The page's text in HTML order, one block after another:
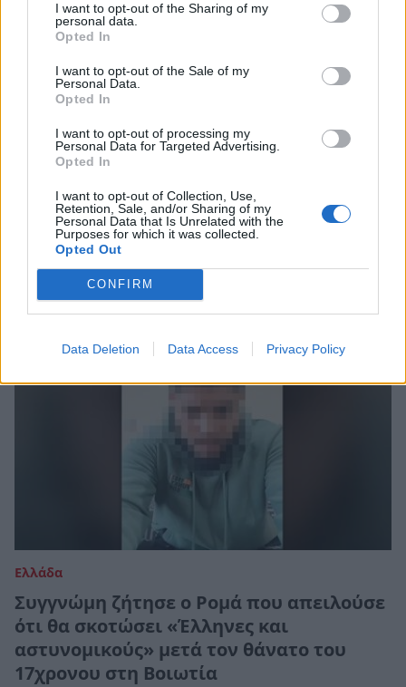
I want to opt-out of the Sharing of my
personal data.
Opted In
I want to opt-out of the Sale of my
Personal Data.
Opted In
I want to opt-out of processing my
Personal Data for Targeted Advertising.
Opted In
I want to opt-out of Collection, Use,
Retention, Sale, and/or Sharing of my
Personal Data that Is Unrelated with the
Purposes for which it was collected.
Opted Out
CONFIRM
Data Deletion Data Access Privacy Policy
Ελλάδα
Ξεσπά η μάνα του νεκρού 17χρονου στη
Βοιωτία για τον αστυνομικό που
αφέθηκε ελεύθερος: «Θέλω να τον
σκοτώσουν»!
16 Νοεμβρίου 2023 16:59
Ελλάδα
Συγγνώμη ζήτησε ο Ρομά που απειλούσε
ότι θα σκοτώσει «Έλληνες και
αστυνομικούς» μετά τον θάνατο του
17χρονου στη Βοιωτία